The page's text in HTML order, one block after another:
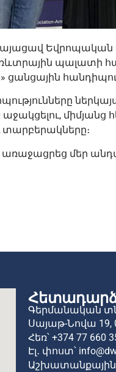
կայացավ
պալատի
ցանցային
աջակցելու,
տարբերակները։
առաջացրեց մեր
Գերմանական
Սայաթ-Նովա 19,
Հեռ՝ +374 77 660
Էլ․ փոստ՝
Աշխատանքային